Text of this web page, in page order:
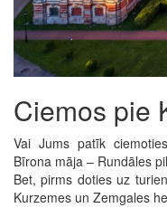
Ciemos pie
Vai Jums patīk
Bīrona māja – Rundāles
Bet, pirms doties uz
Kurzemes un Zemgales